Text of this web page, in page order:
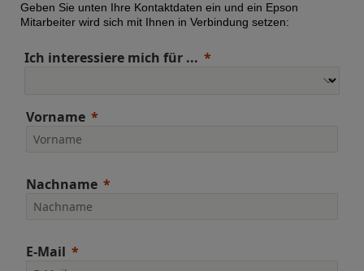
Geben Sie unten Ihre Kontaktdaten ein und ein Epson
Mitarbeiter wird sich mit Ihnen in Verbindung setzen:
Ich interessiere mich für ...
Vorname
Nachname
E-Mail